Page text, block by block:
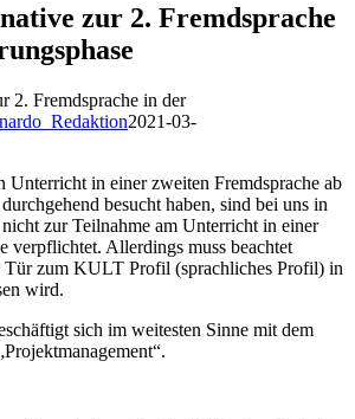
zur 2. Fremdsprache
2. Fremdsprache in der
2021-03-
Unterricht in einer zweiten Fremdsprache ab
besucht haben, sind bei uns in
zur Teilnahme am Unterricht in einer
verpflichtet. Allerdings muss beachtet
Tür zum KULT Profil (sprachliches Profil) in
wird.
sich im weitesten Sinne mit dem